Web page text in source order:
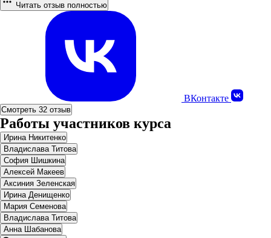
Читать отзыв полностью
ВКонтакте
Смотреть 32 отзыв
Работы участников курса
Ирина Никитенко
Владислава Титова
София Шишкина
Алексей Макеев
Аксиния Зеленская
Ирина Денищенко
Мария Семенова
Владислава Титова
Анна Шабанова